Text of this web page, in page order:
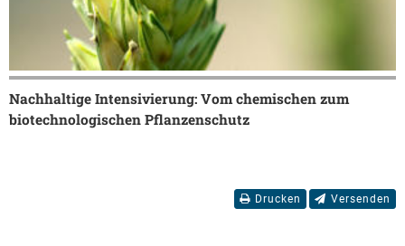
Nachhaltige Intensivierung: Vom chemischen zum
biotechnologischen Pflanzenschutz
Drucken Versenden